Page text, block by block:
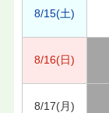
8/15(土)
8/16(日)
8/17(月)